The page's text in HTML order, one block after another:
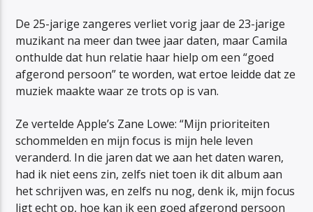
De 25-jarige zangeres verliet vorig jaar de 23-jarige
muzikant na meer dan twee jaar daten, maar Camila
onthulde dat hun relatie haar hielp om een “goed
afgerond persoon” te worden, wat ertoe leidde dat ze
muziek maakte waar ze trots op is van.
Ze vertelde Apple’s Zane Lowe: “Mijn prioriteiten
schommelden en mijn focus is mijn hele leven
veranderd. In die jaren dat we aan het daten waren,
had ik niet eens zin, zelfs niet toen ik dit album aan
het schrijven was, en zelfs nu nog, denk ik, mijn focus
ligt echt op, hoe kan ik een goed afgerond persoon